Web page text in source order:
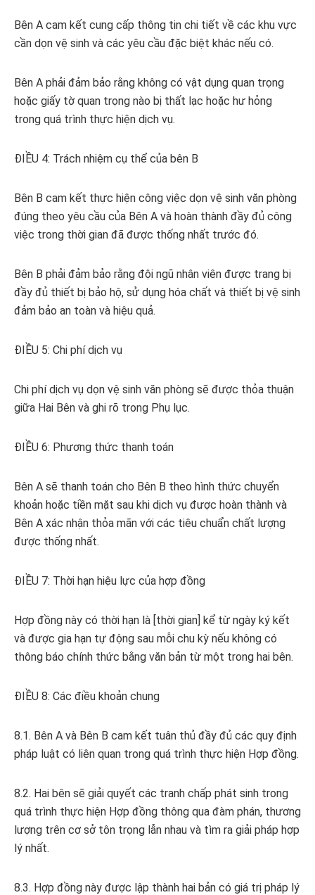
Bên A cam kết cung cấp thông tin chi tiết về các khu vực
cần dọn vệ sinh và các yêu cầu đặc biệt khác nếu có.
Bên A phải đảm bảo rằng không có vật dụng quan trọng
hoặc giấy tờ quan trọng nào bị thất lạc hoặc hư hỏng
trong quá trình thực hiện dịch vụ.
ĐIỀU 4: Trách nhiệm cụ thể của bên B
Bên B cam kết thực hiện công việc dọn vệ sinh văn phòng
đúng theo yêu cầu của Bên A và hoàn thành đầy đủ công
việc trong thời gian đã được thống nhất trước đó.
Bên B phải đảm bảo rằng đội ngũ nhân viên được trang bị
đầy đủ thiết bị bảo hộ, sử dụng hóa chất và thiết bị vệ sinh
đảm bảo an toàn và hiệu quả.
ĐIỀU 5: Chi phí dịch vụ
Chi phí dịch vụ dọn vệ sinh văn phòng sẽ được thỏa thuận
giữa Hai Bên và ghi rõ trong Phụ lục.
ĐIỀU 6: Phương thức thanh toán
Bên A sẽ thanh toán cho Bên B theo hình thức chuyển
khoản hoặc tiền mặt sau khi dịch vụ được hoàn thành và
Bên A xác nhận thỏa mãn với các tiêu chuẩn chất lượng
được thống nhất.
ĐIỀU 7: Thời hạn hiệu lực của hợp đồng
Hợp đồng này có thời hạn là [thời gian] kể từ ngày ký kết
và được gia hạn tự động sau mỗi chu kỳ nếu không có
thông báo chính thức bằng văn bản từ một trong hai bên.
ĐIỀU 8: Các điều khoản chung
8.1. Bên A và Bên B cam kết tuân thủ đầy đủ các quy định
pháp luật có liên quan trong quá trình thực hiện Hợp đồng.
8.2. Hai bên sẽ giải quyết các tranh chấp phát sinh trong
quá trình thực hiện Hợp đồng thông qua đàm phán, thương
lượng trên cơ sở tôn trọng lẫn nhau và tìm ra giải pháp hợp
lý nhất.
8.3. Hợp đồng này được lập thành hai bản có giá trị pháp lý